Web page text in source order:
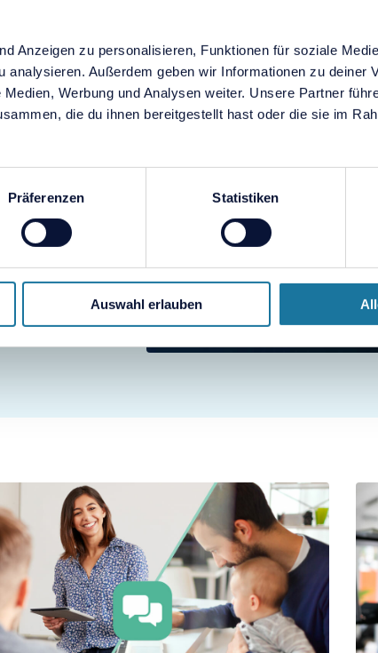
Anzeigen zu personalisieren, Funktionen für soziale
analysieren. Außerdem geben wir Informationen zu deiner
Werbung und Analysen weiter. Unsere Partner
die du ihnen bereitgestellt hast oder die sie im
Präferenzen Statistiken
Auswahl erlauben
ein
zum